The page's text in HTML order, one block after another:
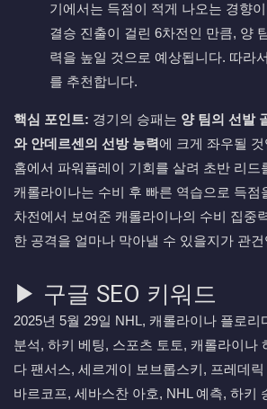
기에서는 득점이 적게 나오는 경향
결승 진출이 걸린 6차전인 만큼, 양
력을 높일 것으로 예상됩니다. 따라서
를 추천합니다.
핵심 포인트: 경기의 승패는 양 팀의 선발
와 안데르센의 선방 능력에 크게 좌우될
홈에서 파워플레이 기회를 살려 초반 리드
캐롤라이나는 수비 후 빠른 역습으로 득점
차전에서 보여준 캐롤라이나의 수비 집중
한 공격을 얼마나 막아낼 수 있을지가 관건
▶ 구글 SEO 키워드
2025년 5월 29일 NHL, 캐롤라이나 플로리
분석, 하키 베팅, 스포츠 토토, 캐롤라이나
다 팬서스, 세르게이 보브롭스키, 프레데
바르코프, 세바스찬 아호, NHL 예측, 하키